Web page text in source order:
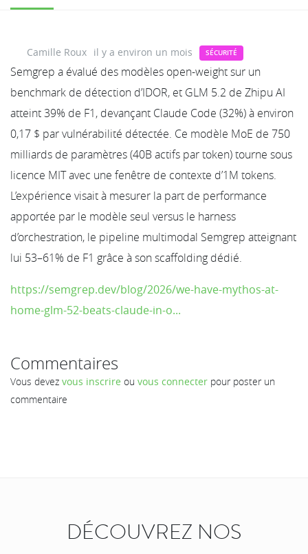
Camille Roux il y a environ un mois SÉCURITÉ
Semgrep a évalué des modèles open-weight sur un
benchmark de détection d’IDOR, et GLM 5.2 de Zhipu AI
atteint 39% de F1, devançant Claude Code (32%) à environ
0,17 $ par vulnérabilité détectée. Ce modèle MoE de 750
milliards de paramètres (40B actifs par token) tourne sous
licence MIT avec une fenêtre de contexte d’1M tokens.
L’expérience visait à mesurer la part de performance
apportée par le modèle seul versus le harness
d’orchestration, le pipeline multimodal Semgrep atteignant
lui 53–61% de F1 grâce à son scaffolding dédié.
https://semgrep.dev/blog/2026/we-have-mythos-at-
home-glm-52-beats-claude-in-o...
Commentaires
Vous devez vous inscrire ou vous connecter pour poster un
commentaire
DÉCOUVREZ NOS